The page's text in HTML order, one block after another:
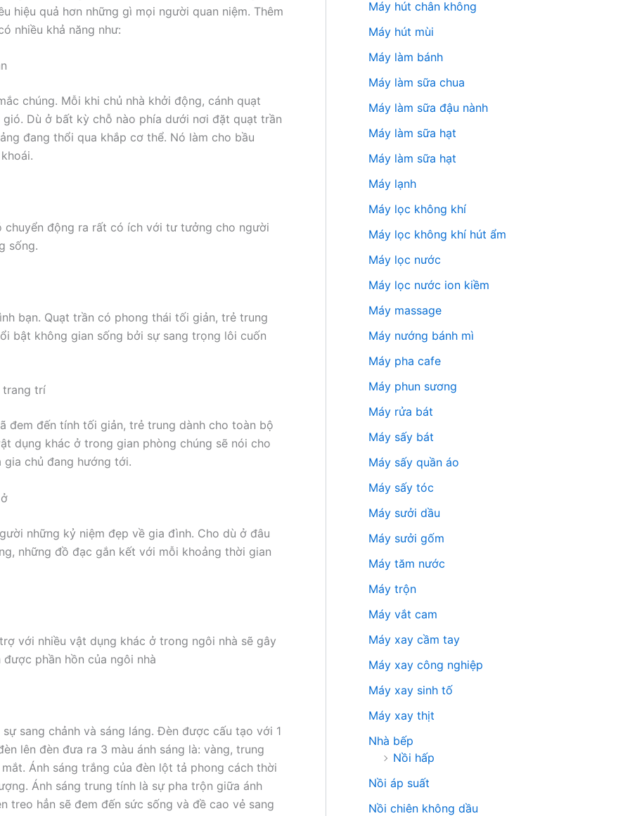
hiệu quả hơn những gì mọi người quan niệm. Thêm
nhiều khả năng như:
chúng. Mỗi khi chủ nhà khởi động, cánh quạt
Dù ở bất kỳ chỗ nào phía dưới nơi đặt quạt trần
đang thổi qua khắp cơ thể. Nó làm cho bầu
động ra rất có ích với tư tưởng cho người
sống.
bạn. Quạt trần có phong thái tối giản, trẻ trung
bật không gian sống bởi sự sang trọng lôi cuốn
trang trí
đem đến tính tối giản, trẻ trung dành cho toàn bộ
dụng khác ở trong gian phòng chúng sẽ nói cho
chủ đang hướng tới.
những kỷ niệm đẹp về gia đình. Cho dù ở đâu
những đồ đạc gắn kết với mỗi khoảng thời gian
với nhiều vật dụng khác ở trong ngôi nhà sẽ gây
phần hồn của ngôi nhà
sang chảnh và sáng láng. Đèn được cấu tạo với 1
lên đèn đưa ra 3 màu ánh sáng là: vàng, trung
Ánh sáng trắng của đèn lột tả phong cách thời
Ánh sáng trung tính là sự pha trộn giữa ánh
treo hẳn sẽ đem đến sức sống và đề cao vẻ sang
Máy hút chân không
Máy hút mùi
Máy làm bánh
Máy làm sữa chua
Máy làm sữa đậu nành
Máy làm sữa hạt
Máy làm sữa hạt
Máy lạnh
Máy lọc không khí
Máy lọc không khí hút ẩm
Máy lọc nước
Máy lọc nước ion kiềm
Máy massage
Máy nướng bánh mì
Máy pha cafe
Máy phun sương
Máy rửa bát
Máy sấy bát
Máy sấy quần áo
Máy sấy tóc
Máy sưởi dầu
Máy sưởi gốm
Máy tăm nước
Máy trộn
Máy vắt cam
Máy xay cầm tay
Máy xay công nghiệp
Máy xay sinh tố
Máy xay thịt
Nhà bếp
Nồi hấp
Nồi áp suất
Nồi chiên không dầu